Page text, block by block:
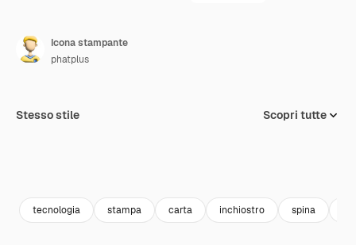
Icona stampante
phatplus
Stesso stile Scopri tutte
tecnologia stampa carta inchiostro spina